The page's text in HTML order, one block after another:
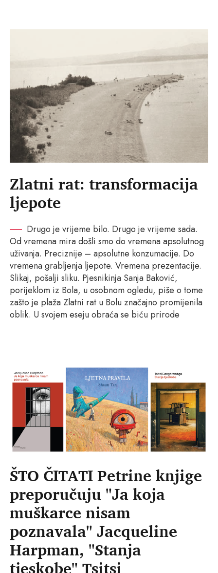
Zlatni rat: transformacija
ljepote
Drugo je vrijeme bilo. Drugo je vrijeme sada.
Od vremena mira došli smo do vremena apsolutnog
uživanja. Preciznije – apsolutne konzumacije. Do
vremena grabljenja ljepote. Vremena prezentacije.
Slikaj, pošalji sliku. Pjesnikinja Sanja Baković,
porijeklom iz Bola, u osobnom ogledu, piše o tome
zašto je plaža Zlatni rat u Bolu značajno promijenila
oblik. U svojem eseju obraća se biću prirode
ŠTO ČITATI Petrine knjige
preporučuju "Ja koja
muškarce nisam
poznavala" Jacqueline
Harpman, "Stanja